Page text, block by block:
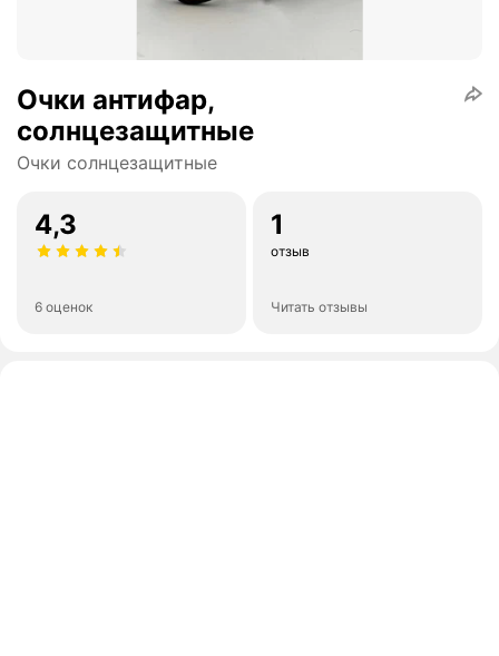
Очки антифар,
солнцезащитные
Очки солнцезащитные
4,3
6 оценок
1
отзыв
Читать отзывы